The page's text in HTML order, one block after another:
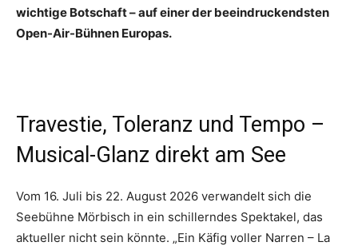
wichtige Botschaft – auf einer der beeindruckendsten
Open-Air-Bühnen Europas.
Travestie, Toleranz und Tempo –
Musical-Glanz direkt am See
Vom 16. Juli bis 22. August 2026 verwandelt sich die
Seebühne Mörbisch in ein schillerndes Spektakel, das
aktueller nicht sein könnte. „Ein Käfig voller Narren – La